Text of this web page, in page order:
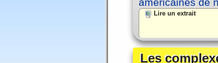
Lire un extrait
Les